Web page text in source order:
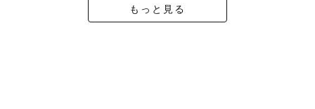
もっと見る